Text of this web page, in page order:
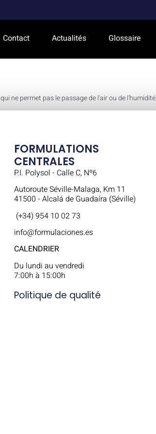
Contact Actualités Glossaire
qui ne permet pas le passage de l'air ou de
FORMULATIONS
CENTRALES
P.I. Polysol - Calle C, Nº6
Autoroute Séville-Malaga, Km 11
41500 - Alcalá de Guadaíra (Séville)
(+34) 954 10 02 73
info@formulaciones.es
CALENDRIER
Du lundi au vendredi
7:00h à 15:00h
Politique de qualité